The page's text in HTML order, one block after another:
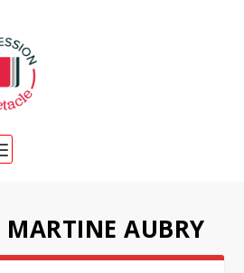
MARTINE AUBRY